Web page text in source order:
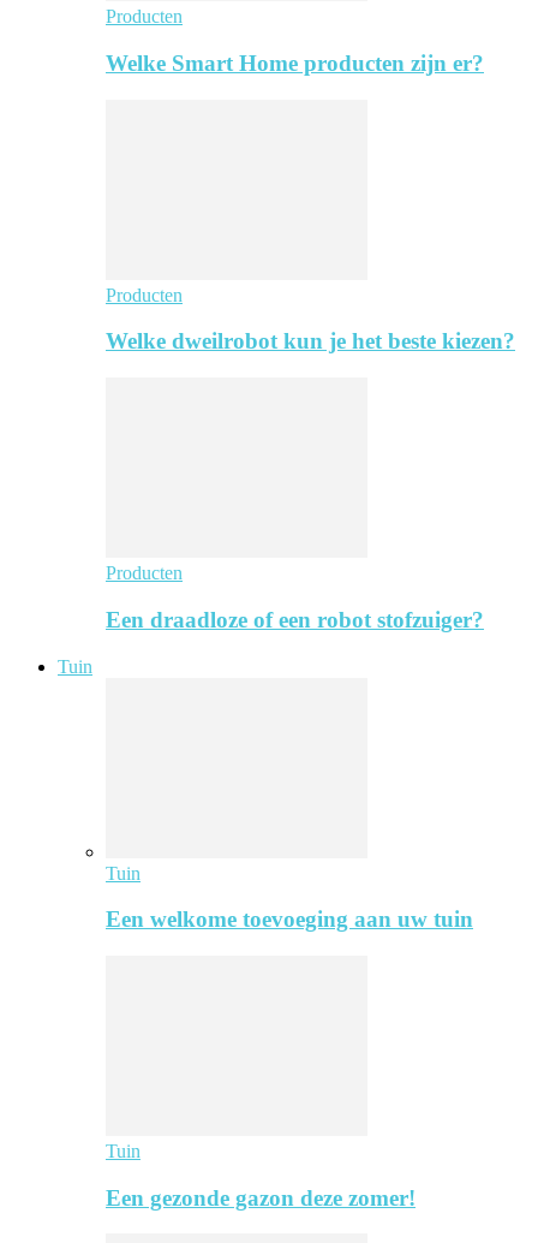
Producten
Welke Smart Home producten zijn er?
Producten
Welke dweilrobot kun je het beste kiezen?
Producten
Een draadloze of een robot stofzuiger?
Tuin
Tuin
Een welkome toevoeging aan uw tuin
Tuin
Een gezonde gazon deze zomer!